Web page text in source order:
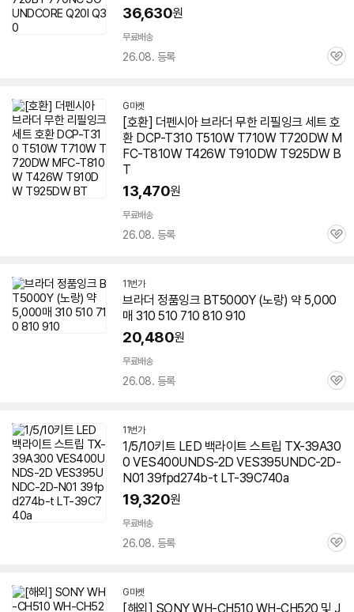
36,630원
무료배송
26.08. 등록
관
G마켓
[호환] 더펜시아 브라더 무한 리필잉크 세트 호
환 DCP-T310 T510W T710W T720DW M
FC-T810W T426W T910DW T925DW B
T
13,470원
무료배송
26.08. 등록
관
11번가
브라더 정품잉크 BT5000Y (노랑) 약 5,000
매 310 510 710 810 910
20,480원
무료배송
26.08. 등록
관
11번가
1/5/10키트 LED 백라이트 스트립 TX-39A30
0 VES400UNDS-2D VES395UNDC-2D-
N01 39fpd274b-t LT-39C740a
19,320원
무료배송
26.08. 등록
관
G마켓
[해외] SONY WH-CH510 WH-CH520 및 J